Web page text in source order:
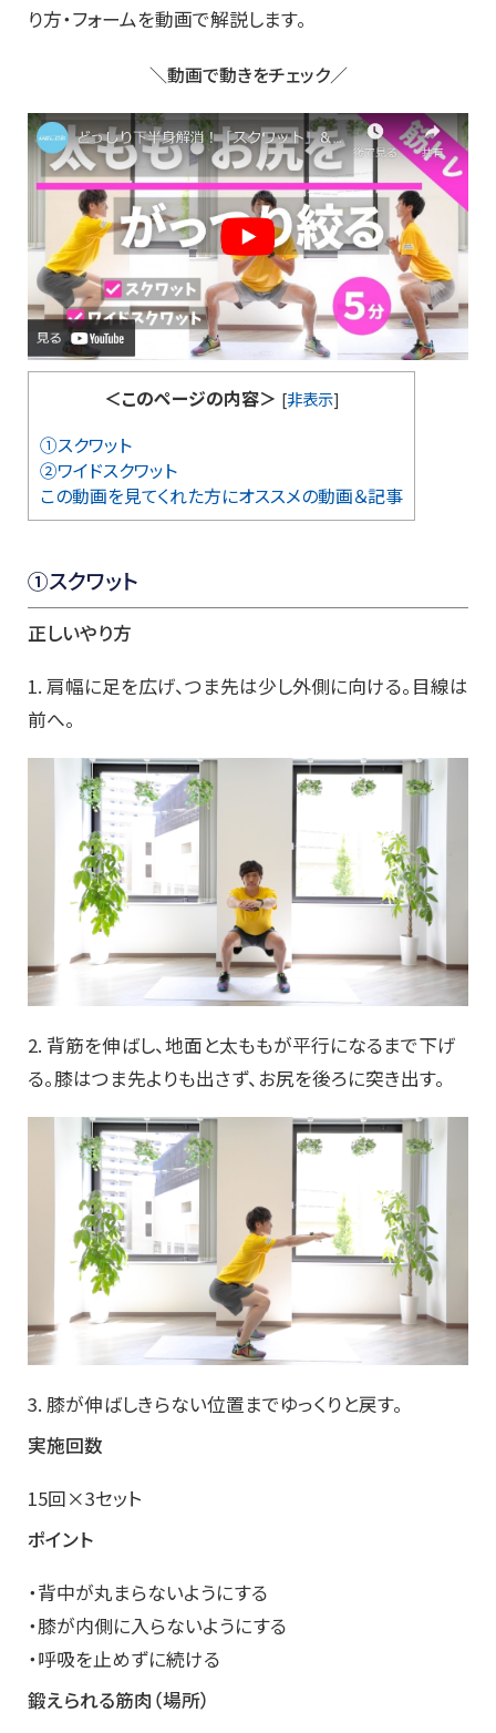
り方・フォームを動画で解説します。
＼動画で動きをチェック／
＜このページの内容＞ [非表示]
①スクワット
②ワイドスクワット
この動画を見てくれた方にオススメの動画＆記事
①スクワット
正しいやり方
1. 肩幅に足を広げ、つま先は少し外側に向ける。目線は
前へ。
2. 背筋を伸ばし、地面と太ももが平行になるまで下げ
る。膝はつま先よりも出さず、お尻を後ろに突き出す。
3. 膝が伸ばしきらない位置までゆっくりと戻す。
実施回数
15回×3セット
ポイント
・背中が丸まらないようにする
・膝が内側に入らないようにする
・呼吸を止めずに続ける
鍛えられる筋肉（場所）